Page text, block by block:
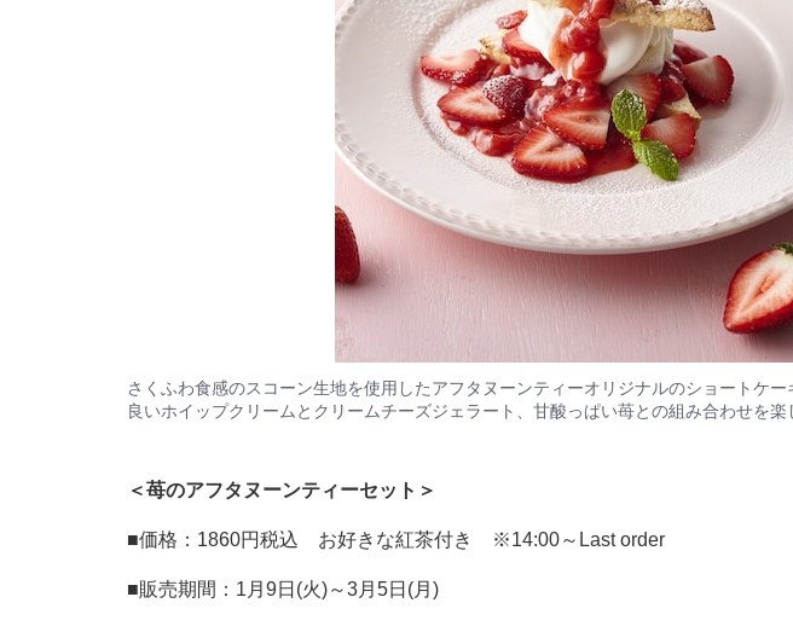
さくふわ食感のスコーン生地を使用したアフタヌーンティーオリジナルのショートケ
良いホイップクリームとクリームチーズジェラート、甘酸っぱい苺との組み合わせを楽
＜苺のアフタヌーンティーセット＞
■価格：1860円税込 お好きな紅茶付き ※14:00～Last order
■販売期間：1月9日(火)～3月5日(月)